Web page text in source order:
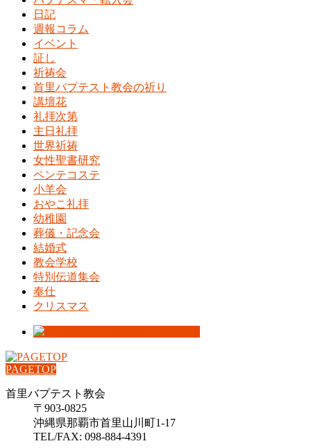
日記
週報コラム
イベント
証し
祈祷会
首里バプテスト教会の祈り
講壇花
礼拝次第
主日礼拝
世界祈祷
女性聖書研究
ペンテコステ
小羊会
おやこ礼拝
幼稚園
葬儀・記念会
結婚式
教会学校
特別伝道集会
奉仕
クリスマス
PAGETOP
首里バプテスト教会
〒903-0825
沖縄県那覇市首里山川町1-17
TEL/FAX: 098-884-4391